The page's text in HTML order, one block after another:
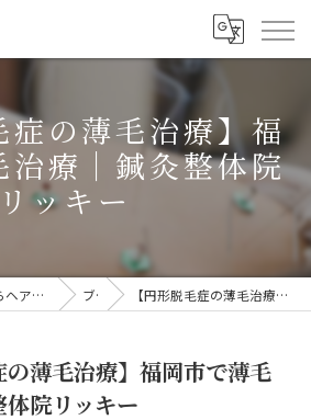
症の薄毛治療】福
治療｜鍼灸整体院
リッキー
福岡市の薄毛治療ならヘアラボ鍼灸院 KOHANA 〜薬に頼らない薄毛対策〜 ブログ 【円形脱毛症の薄毛治療】福岡市で薄毛治療｜鍼灸整体院リッキー
の薄毛治療】福岡市で薄毛
院リッキー